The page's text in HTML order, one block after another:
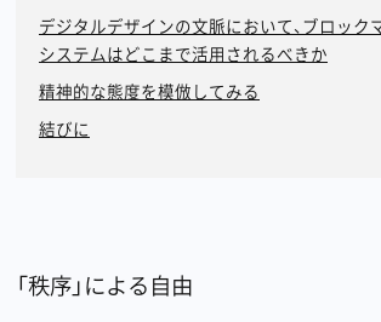
デジタルデザインの文脈において、ブロック
システムはどこまで活用されるべきか
精神的な態度を模倣してみる
結びに
「秩序」による自由